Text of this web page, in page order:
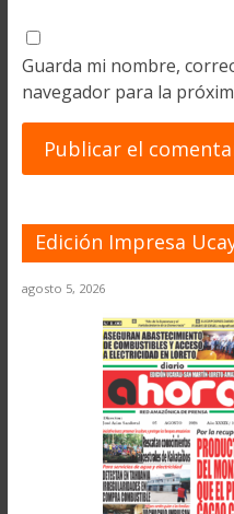
Guarda mi nombre,
navegador para la
Edición Impresa
agosto 5, 2026